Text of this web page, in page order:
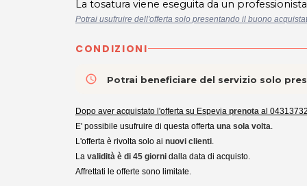
La tosatura viene eseguita da un
Potrai usufruire dell'offerta solo presentando il buono
CONDIZIONI
access_time Potrai beneficiare del servizio solo
Dopo aver acquistato l'offerta su Espevia prenota al
E' possibile usufruire di questa offerta una sola volta
L'offerta è rivolta solo ai nuovi clienti
La validità è di 45 giorni dalla data di acquisto.
Affrettati le offerte sono limitate.